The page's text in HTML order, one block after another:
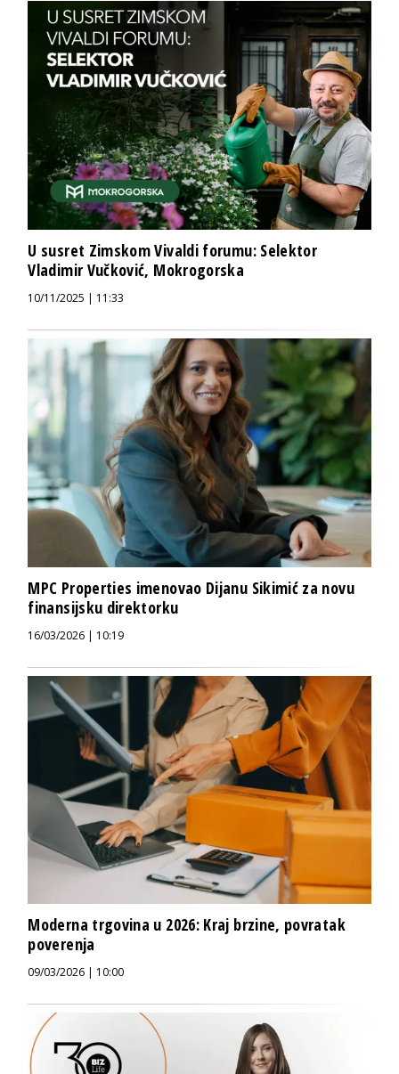
U susret Zimskom Vivaldi forumu: Selektor
Vladimir Vučković, Mokrogorska
10/11/2025 | 11:33
MPC Properties imenovao Dijanu Sikimić za novu
finansijsku direktorku
16/03/2026 | 10:19
Moderna trgovina u 2026: Kraj brzine, povratak
poverenja
09/03/2026 | 10:00